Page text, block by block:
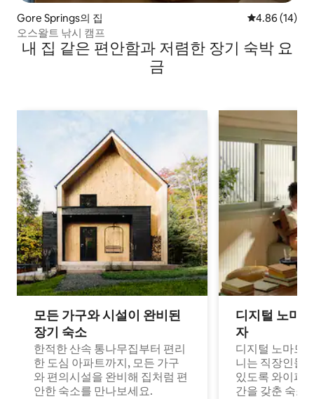
Gore Springs의 집 평점 4.86점(5
4.86 (14)
오스왈트 낚시 캠프
내 집 같은 편안함과 저렴한 장기 숙박 요
금
모든 가구와 시설이 완비된
장기 숙소
한적한 산속 통나무집부터 편리
한 도심 아파트까지, 모든 가구
와 편의시설을 완비해 집처럼 편
안한 숙소를 만나보세요.
디지털 노마
자
디지털 노마드
니는 직장인들
있도록 와이파
간을 갖춘 숙소